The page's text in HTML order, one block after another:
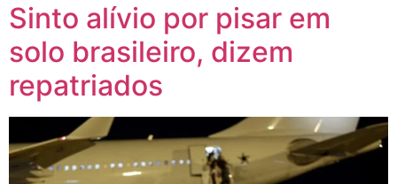
Sinto alívio por pisar em
solo brasileiro, dizem
repatriados